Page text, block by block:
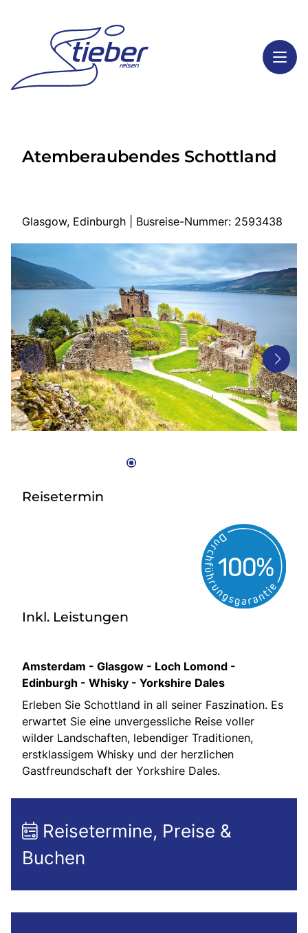
Highlights
Start
Busreisen
Bus mieten
Gutscheine
Kontakt
Atemberaubendes Schottland
Glasgow, Edinburgh | Busreise-Nummer: 2593438
Reisetermin
Inkl. Leistungen
Amsterdam - Glasgow - Loch Lomond -
Edinburgh - Whisky - Yorkshire Dales
Erleben Sie Schottland in all seiner Faszination. Es
erwartet Sie eine unvergessliche Reise voller
wilder Landschaften, lebendiger Traditionen,
erstklassigem Whisky und der herzlichen
Gastfreundschaft der Yorkshire Dales.
Reisetermine, Preise &
Buchen